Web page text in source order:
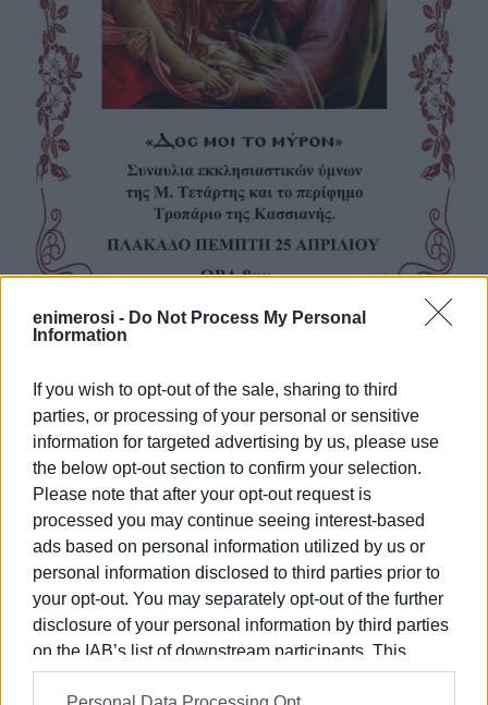
enimerosi - Do Not Process My Personal
Information
If you wish to opt-out of the sale, sharing to third
parties, or processing of your personal or sensitive
information for targeted advertising by us, please use
the below opt-out section to confirm your selection.
Please note that after your opt-out request is
processed you may continue seeing interest-based
ads based on personal information utilized by us or
personal information disclosed to third parties prior to
your opt-out. You may separately opt-out of the further
disclosure of your personal information by third parties
on the IAB’s list of downstream participants. This
information may also be disclosed by us to third parties
Εμφανίσεις: 98
ΕΛΕΝΗ ΚΟΡΩΝΑΚΗ